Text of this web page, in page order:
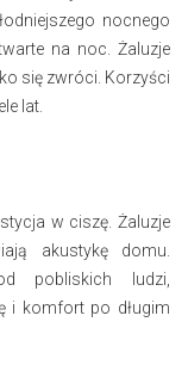
nocnego
na noc. Żaluzje
się zwróci. Korzyści
lat.
w ciszę. Żaluzje
akustykę domu.
pobliskich ludzi,
i komfort po długim